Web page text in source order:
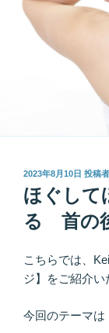
投
稿
日:
2023年8月10日 投稿
ほぐして
る 首の
こちらでは、
ジ】をご紹介い
今回のテーマは